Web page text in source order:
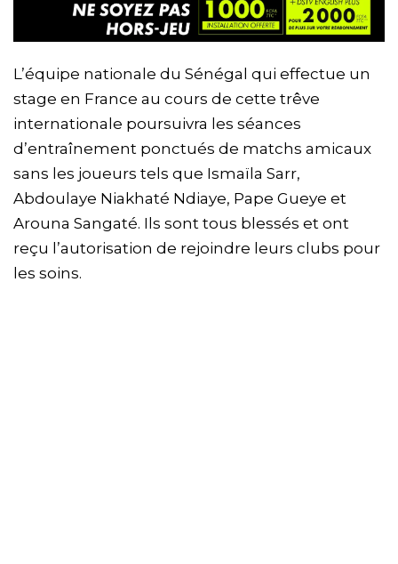
L’équipe nationale du Sénégal qui effectue un
stage en France au cours de cette trêve
internationale poursuivra les séances
d’entraînement ponctués de matchs amicaux
sans les joueurs tels que Ismaïla Sarr,
Abdoulaye Niakhaté Ndiaye, Pape Gueye et
Arouna Sangaté. Ils sont tous blessés et ont
reçu l’autorisation de rejoindre leurs clubs pour
les soins.